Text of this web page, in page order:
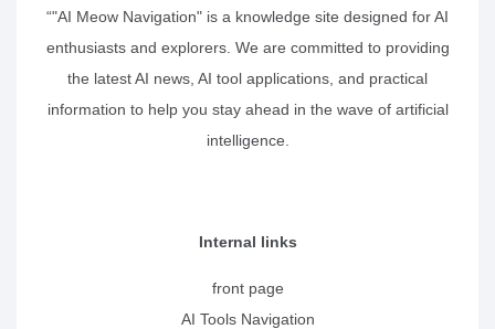
“"AI Meow Navigation" is a knowledge site designed for AI
enthusiasts and explorers. We are committed to providing
the latest AI news, AI tool applications, and practical
information to help you stay ahead in the wave of artificial
intelligence.
Internal links
front page
AI Tools Navigation